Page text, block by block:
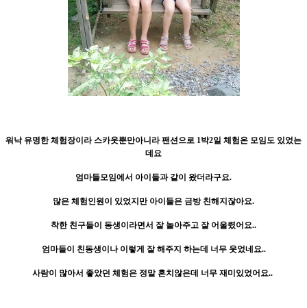
워낙 유명한 체험장이라 스카웃뿐만아니라 팬션으로 1박2일 체험온 모임도 있었는
데요
엄마들모임에서 아이들과 같이 왔더라구요.
많은 체험인원이 있었지만 아이들은 금방 친해지잖아요.
착한 친구들이 동생이라면서 잘 놀아주고 잘 어울렸어요..
엄마들이 친동생이나 이렇게 잘 해주지 하는데 너무 웃었네요..
사람이 많아서 좋았던 체험은 정말 흔치않은데 너무 재미있었어요..